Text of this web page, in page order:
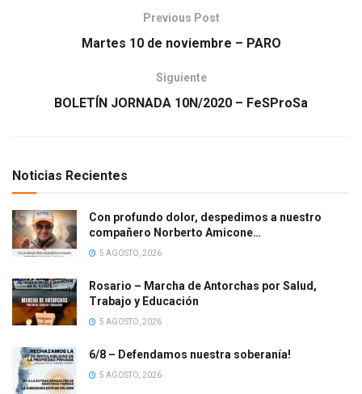
Previous Post
Martes 10 de noviembre – PARO
Siguiente
BOLETÍN JORNADA 10N/2020 – FeSProSa
Noticias Recientes
Con profundo dolor, despedimos a nuestro
compañero Norberto Amicone…
5 AGOSTO, 2026
Rosario – Marcha de Antorchas por Salud,
Trabajo y Educación
5 AGOSTO, 2026
6/8 – Defendamos nuestra soberanía!
5 AGOSTO, 2026